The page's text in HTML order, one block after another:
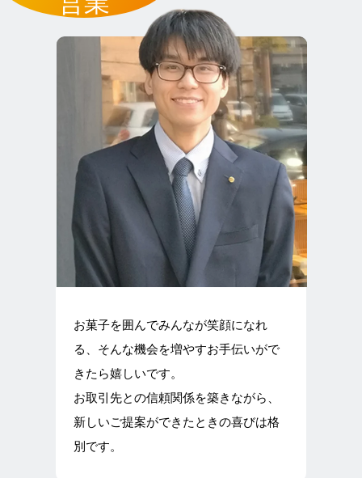
お菓子を囲んでみんなが笑顔になれ
る、そんな機会を増やすお手伝いがで
きたら嬉しいです。
お取引先との信頼関係を築きながら、
新しいご提案ができたときの喜びは格
別です。